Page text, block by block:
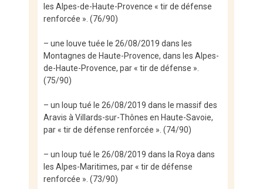
les Alpes-de-Haute-Provence « tir de défense
renforcée ». (76/90)
– une louve tuée le 26/08/2019 dans les
Montagnes de Haute-Provence, dans les Alpes-
de-Haute-Provence, par « tir de défense ».
(75/90)
– un loup tué le 26/08/2019 dans le massif des
Aravis à Villards-sur-Thônes en Haute-Savoie,
par « tir de défense renforcée ». (74/90)
– un loup tué le 26/08/2019 dans la Roya dans
les Alpes-Maritimes, par « tir de défense
renforcée ». (73/90)